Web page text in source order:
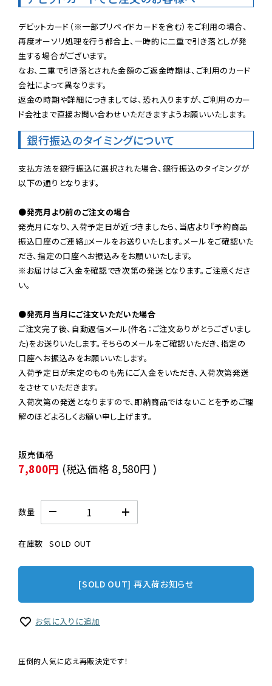
デビットカード（※一部プリペイドカードを含む）をご利用の場合、
再度オーソリ処理を行う都合上、一時的に二重で引き落としが発
生する場合がございます。
なお、二重で引き落とされた金額のご返金時期は、ご利用のカード
会社によって異なります。
返金の時期や詳細につきましては、恐れ入りますが、ご利用のカー
ド会社まで直接お問い合わせいただきますようお願いいたします。
銀行振込のタイミングについて
支払方法を銀行振込に選択された場合、銀行振込のタイミングが
以下の通りとなります。
●発売月より前のご注文の場合
発売月になり、入荷予定日が近づきましたら、当店より『予約商品
振込口座のご連絡』メールをお送りいたします。メールをご確認いた
だき、指定の口座へお振込みをお願いいたします。
※お届けはご入金を確認でき次第の発送となります。ご注意くださ
い。
●発売月当月にご注文いただいた場合
ご注文完了後、自動返信メール(件名：ご注文ありがとうございまし
た)をお送りいたします。そちらのメールをご確認いただき、指定の
口座へお振込みをお願いいたします。
入荷予定日が未定のものも先にご入金をいただき、入荷次第発送
をさせていただきます。
入荷次第の発送となりますので、即納商品ではないことを予めご理
解のほどよろしくお願い申し上げます。
7,800円 (税込価格 8,580円 )
数量
在庫数 SOLD OUT
[SOLD OUT] 再入荷お知らせ
お気に入りに追加
圧倒的人気に応え再販決定です！